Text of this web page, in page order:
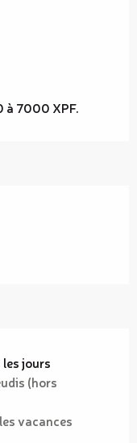
à 7000 XPF.
jours
(hors
vacances